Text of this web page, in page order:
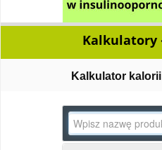
Kalkulatory
Kalkulator kalorii